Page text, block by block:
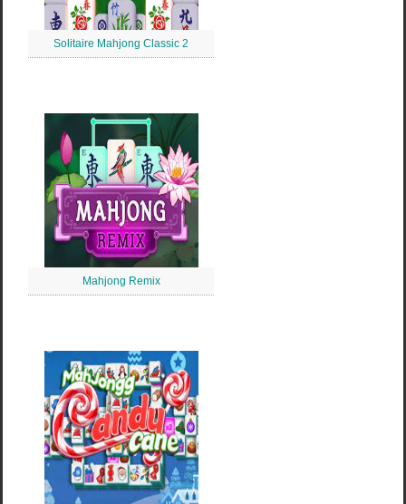
Solitaire Mahjong Classic 2
Mahjong Remix